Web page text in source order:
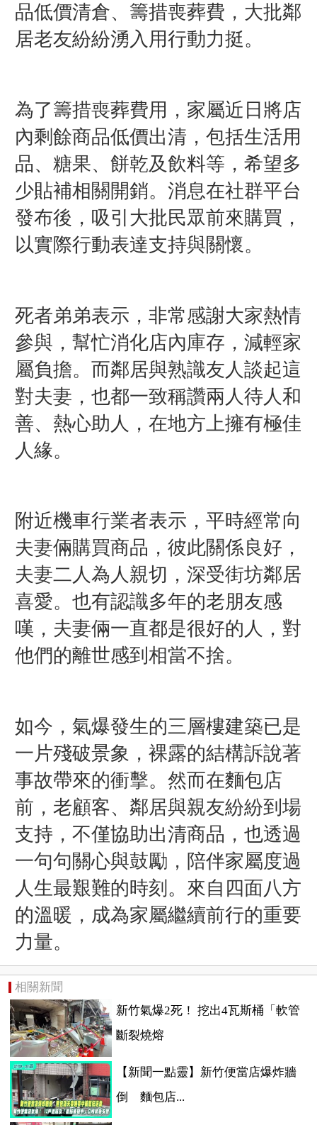
品低價清倉、籌措喪葬費，大批鄰
居老友紛紛湧入用行動力挺。
為了籌措喪葬費用，家屬近日將店
內剩餘商品低價出清，包括生活用
品、糖果、餅乾及飲料等，希望多
少貼補相關開銷。消息在社群平台
發布後，吸引大批民眾前來購買，
以實際行動表達支持與關懷。
死者弟弟表示，非常感謝大家熱情
參與，幫忙消化店內庫存，減輕家
屬負擔。而鄰居與熟識友人談起這
對夫妻，也都一致稱讚兩人待人和
善、熱心助人，在地方上擁有極佳
人緣。
附近機車行業者表示，平時經常向
夫妻倆購買商品，彼此關係良好，
夫妻二人為人親切，深受街坊鄰居
喜愛。也有認識多年的老朋友感
嘆，夫妻倆一直都是很好的人，對
他們的離世感到相當不捨。
如今，氣爆發生的三層樓建築已是
一片殘破景象，裸露的結構訴說著
事故帶來的衝擊。然而在麵包店
前，老顧客、鄰居與親友紛紛到場
支持，不僅協助出清商品，也透過
一句句關心與鼓勵，陪伴家屬度過
人生最艱難的時刻。來自四面八方
的溫暖，成為家屬繼續前行的重要
力量。
相關新聞
新竹氣爆2死！ 挖出4瓦斯桶「軟管
斷裂燒熔
【新聞一點靈】新竹便當店爆炸牆
倒 麵包店...